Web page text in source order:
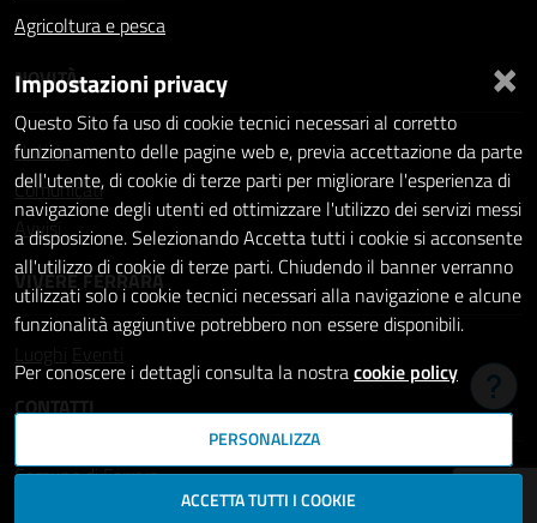
Agricoltura e pesca
NOVITÀ
Notizie
Comunicati
Avvisi
VIVERE FERRARA
Luoghi
Eventi
CONTATTI
Comune di Ferrara
Piazza del Municipio, 2
×
Impostazioni privacy
Questo Sito fa uso di cookie tecnici necessari al corretto
funzionamento delle pagine web e, previa accettazione da parte
dell'utente, di cookie di terze parti per migliorare l'esperienza di
navigazione degli utenti ed ottimizzare l'utilizzo dei servizi messi
a disposizione. Selezionando Accetta tutti i cookie si acconsente
all'utilizzo di cookie di terze parti. Chiudendo il banner verranno
utilizzati solo i cookie tecnici necessari alla navigazione e alcune
funzionalità aggiuntive potrebbero non essere disponibili.
Per conoscere i dettagli consulta la nostracookie policy
PERSONALIZZA
ACCETTA TUTTI I COOKIE
Hai